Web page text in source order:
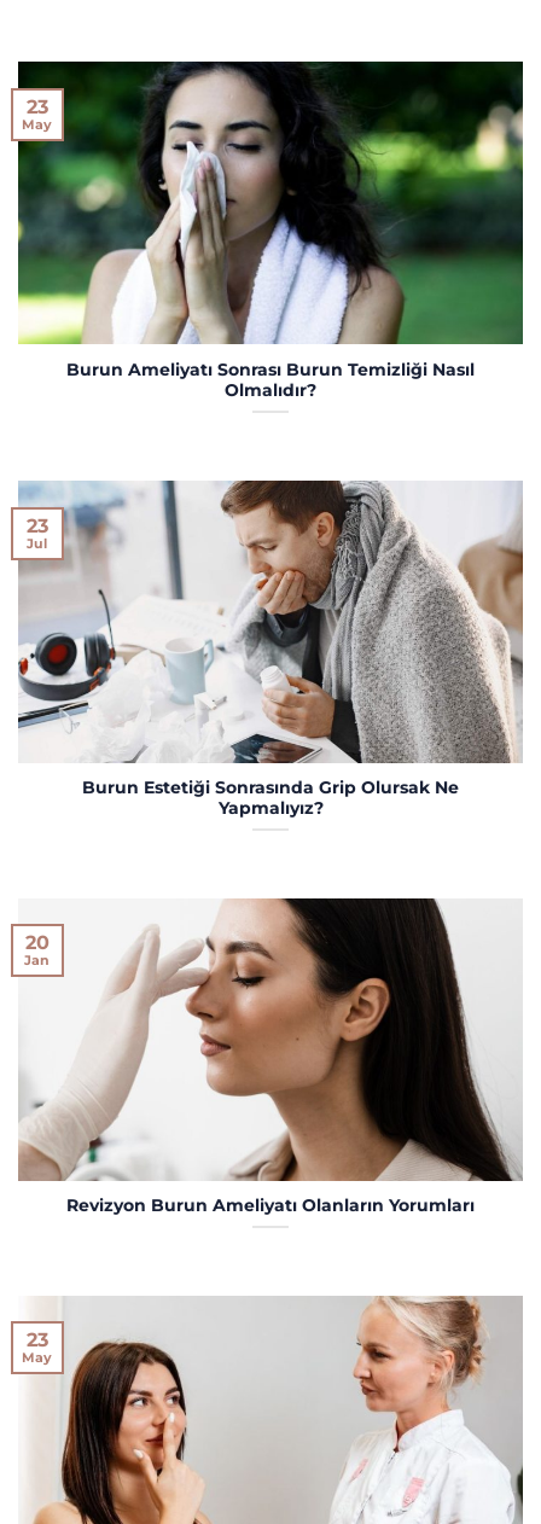
Burun Ameliyatı Sonrası Burun Temizliği Nasıl
Olmalıdır?
23
May
Burun Estetiği Sonrasında Grip Olursak Ne
Yapmalıyız?
23
Jul
Revizyon Burun Ameliyatı Olanların Yorumları
20
Jan
23
May